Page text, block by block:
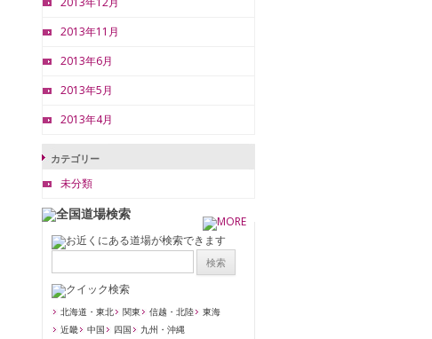
2013年11月
2013年6月
2013年5月
2013年4月
カテゴリー
未分類
北海道・東北 関東 信越・北陸
東海
近畿
中国 四国 九州・沖縄